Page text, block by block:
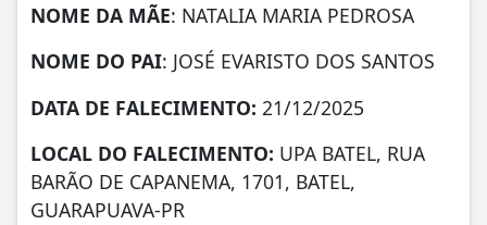
NOME DA MÃE: NATALIA MARIA PEDROSA
NOME DO PAI: JOSÉ EVARISTO DOS SANTOS
DATA DE FALECIMENTO: 21/12/2025
LOCAL DO FALECIMENTO: UPA BATEL, RUA
BARÃO DE CAPANEMA, 1701, BATEL,
GUARAPUAVA-PR